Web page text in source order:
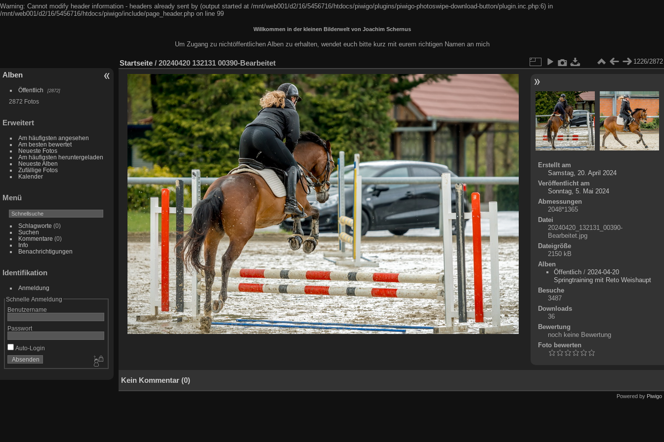
Warning: Cannot modify header information - headers already sent by (output started at /mnt/web001/d2/16/5456716/htdocs/piwigo/plugins/piwigo-photoswipe-download-button/plugin.inc.php:6) in
/mnt/web001/d2/16/5456716/htdocs/piwigo/include/page_header.php on line 99
Willkommen in der kleinen Bilderwelt von Joachim Schernus
Um Zugang zu nichtöffentlichen Alben zu erhalten, wendet euch bitte kurz mit eurem richtigen Namen an mich
Alben
Öffentlich 2872
2872 Fotos
Erweitert
Am häufigsten angesehen
Am besten bewertet
Neueste Fotos
Am häufigsten heruntergeladen
Neueste Alben
Zufällige Fotos
Kalender
Menü
Schlagworte (0)
Suchen
Kommentare (0)
Info
Benachrichtigungen
Identifikation
Anmeldung
Schnelle Anmeldung
Benutzername
Passwort
Auto-Login
Startseite / 20240420 132131 00390-Bearbeitet 1226/2872
Erstellt am
Samstag, 20. April 2024
Veröffentlicht am
Sonntag, 5. Mai 2024
Abmessungen
2048*1365
Datei
20240420_132131_00390-
Bearbeitet.jpg
Dateigröße
2150 kB
Alben
Öffentlich /2024-04-20
Springtraining mit Reto Weishaupt
Besuche
3487
Downloads
36
Bewertung
noch keine Bewertung
Foto bewerten
Kein Kommentar (0)
Powered by Piwigo